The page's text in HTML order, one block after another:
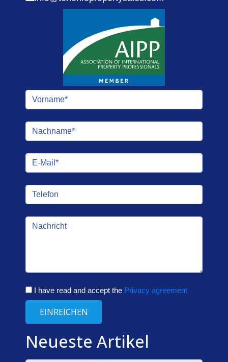
I have read and accept the Privacy agreement
EINREICHEN
Neueste Artikel